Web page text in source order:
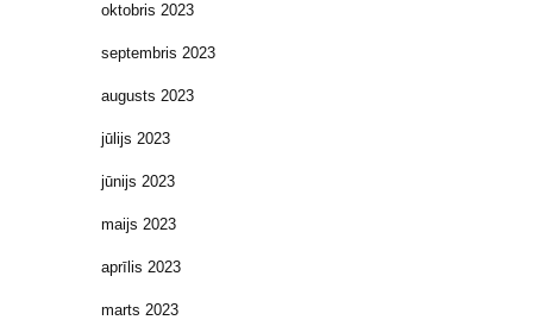
oktobris 2023
septembris 2023
augusts 2023
jūlijs 2023
jūnijs 2023
maijs 2023
aprīlis 2023
marts 2023